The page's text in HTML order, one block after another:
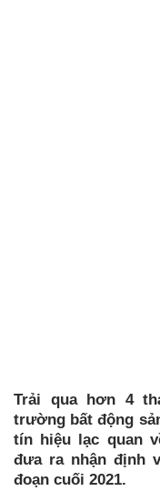
Trải qua hơn 4
trường bất động
tín hiệu lạc quan
đưa ra nhận định
đoạn cuối 2021.